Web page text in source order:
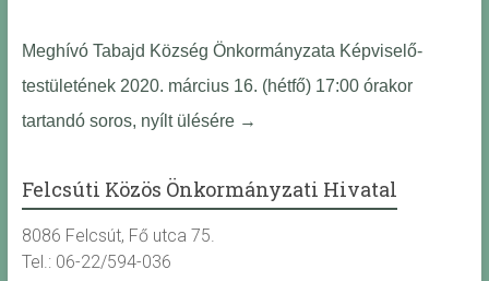
Meghívó Tabajd Község Önkormányzata Képviselő-
testületének 2020. március 16. (hétfő) 17:00 órakor
tartandó soros, nyílt ülésére →
Felcsúti Közös Önkormányzati Hivatal
8086 Felcsút, Fő utca 75.
Tel.: 06-22/594-036